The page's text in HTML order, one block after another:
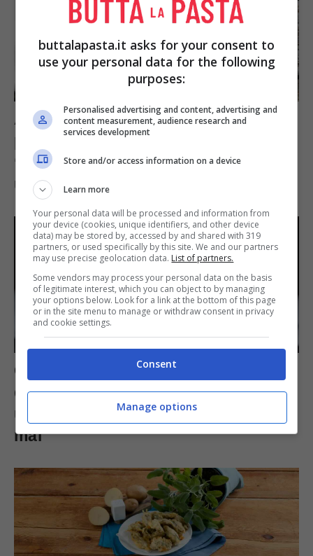
A Napoli questa versione delle
polpette fa impazzire tutti: non è la
‘solita’ ricetta, ma è di una bontà
unica
Gelato energizzan… te? Questo è
delizioso e facilissimo da fare con
un ingrediente che non indovinerai
mai
buttalapasta.it asks for your consent to
use your personal data for the following
purposes:
Personalised advertising and content, advertising and
content measurement, audience research and
services development
Store and/or access information on a device
Learn more
Your personal data will be processed and information from
your device (cookies, unique identifiers, and other device
data) may be stored by, accessed by and shared with 319
partners, or used specifically by this site. We and our partners
may use precise geolocation data. List of partners.
Some vendors may process your personal data on the basis
of legitimate interest, which you can object to by managing
your options below. Look for a link at the bottom of this page
or in the site menu to manage or withdraw consent in privacy
and cookie settings.
Consent
Manage options